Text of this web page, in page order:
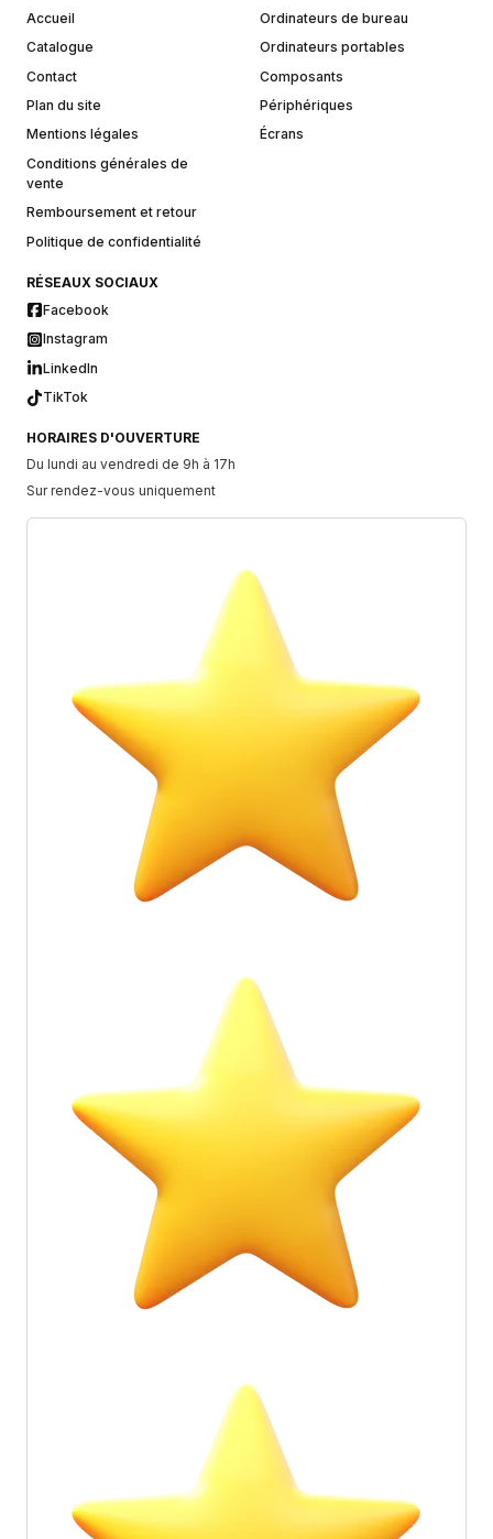
Accueil
Catalogue
Contact
Plan du site
Mentions légales
Conditions générales de
vente
Remboursement et retour
Politique de confidentialité
Ordinateurs de bureau
Ordinateurs portables
Composants
Périphériques
Écrans
RÉSEAUX SOCIAUX
Facebook
Instagram
LinkedIn
TikTok
HORAIRES D'OUVERTURE
Du lundi au vendredi de 9h à 17h
Sur rendez-vous uniquement